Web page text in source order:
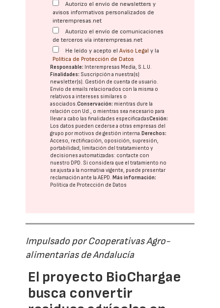
Autorizo el envío de newsletters y
avisos informativos personalizados de
interempresas.net
Autorizo el envío de comunicaciones
de terceros vía interempresas.net
He leído y acepto elAviso Legal y la
Política de Protección de Datos
Responsable: Interempresas Media, S.L.U.
Finalidades: Suscripción a nuestra(s)
newsletter(s). Gestión de cuenta de usuario.
Envío de emails relacionados con la misma o
relativos a intereses similares o
asociados.Conservación: mientras dure la
relación con Ud., o mientras sea necesario para
llevar a cabo las finalidades especificadasCesión:
Los datos pueden cederse a otras empresas del
grupo por motivos de gestión interna. Derechos:
Acceso, rectificación, oposición, supresión,
portabilidad, limitación del tratatamiento y
decisiones automatizadas: contacte con
nuestro DPD. Si considera que el tratamiento no
se ajusta a la normativa vigente, puede presentar
reclamación ante laAEPD. Más información:
Política de Protección de Datos
Impulsado por Cooperativas Agro-
alimentarias de Andalucía
El proyecto BioChargae
busca convertir